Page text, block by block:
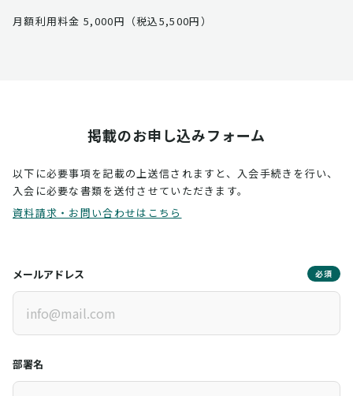
月額利用料金 5,000円（税込5,500円）
掲載のお申し込みフォーム
以下に必要事項を記載の上送信されますと、入会手続きを行い、
入会に必要な書類を送付させていただきます。
資料請求・お問い合わせはこちら
メールアドレス 必須
部署名